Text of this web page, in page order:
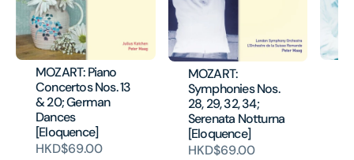
量
量
MOZART: Piano
Concertos Nos. 13
& 20; German
Dances
[Eloquence]
HKD$69.00
MOZART:
Symphonies Nos.
28, 29, 32, 34;
Serenata Notturna
[Eloquence]
HKD$69.00